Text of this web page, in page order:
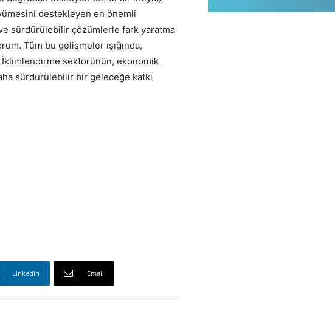
destekleyen en önemli
sürdürülebilir çözümlerle fark yaratma
Tüm bu gelişmeler ışığında,
İklimlendirme sektörünün, ekonomik
sürdürülebilir bir geleceğe katkı
Linkedin Email